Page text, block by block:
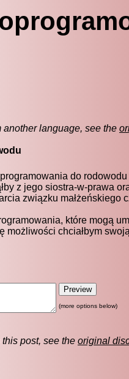
another language, see the
do
z jego siostra-w-prawa
związku małżeńskiego
które mogą
możliwości chciałbym
(more options below)
post, see the original